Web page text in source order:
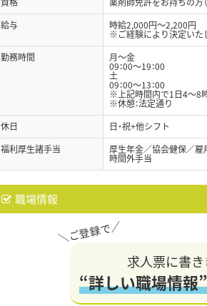
給与
時給2,000円～2,200円
※ご経験により決定いた
勤務時間
月～金
09：00～19：00
土
09：00～13：00
※上記時間内で1日4～8時
※休憩：法定通り
休日
日・祝+他シフト
福利厚生諸手当
厚生年金／協会健保／
時間外手当
職場情報
求人票に書
“詳しい職場情報”